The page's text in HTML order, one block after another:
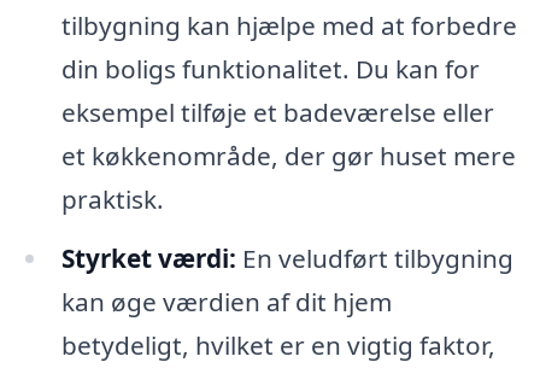
tilbygning kan hjælpe med at forbedre
din boligs funktionalitet. Du kan for
eksempel tilføje et badeværelse eller
et køkkenområde, der gør huset mere
praktisk.
Styrket værdi: En veludført tilbygning
kan øge værdien af dit hjem
betydeligt, hvilket er en vigtig faktor,